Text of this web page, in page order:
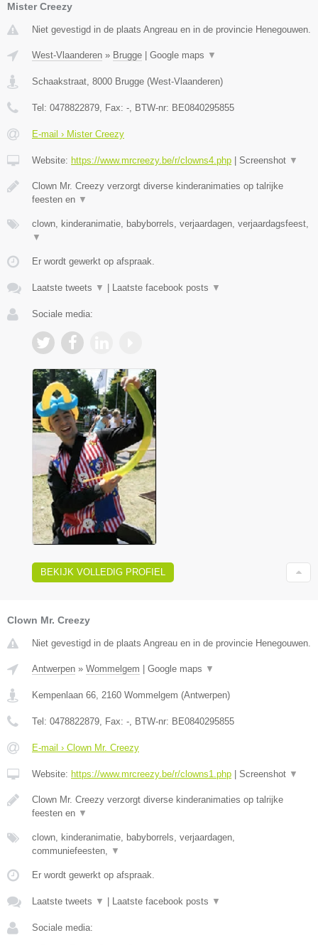
Mister Creezy
Niet gevestigd in de plaats Angreau en in de provincie Henegouwen.
West-Vlaanderen » Brugge Google maps ▼
Schaakstraat, 8000 Brugge (West-Vlaanderen)
Tel: 0478822879, Fax: -, BTW-nr: BE0840295855
E-mail › Mister Creezy
Website: https://www.mrcreezy.be/r/clowns4.php Screenshot ▼
Clown Mr. Creezy verzorgt diverse kinderanimaties op talrijke
feesten en ▼
clown, kinderanimatie, babyborrels, verjaardagen, verjaardagsfeest,
▼
Er wordt gewerkt op afspraak.
Laatste tweets ▼ Laatste facebook posts ▼
Sociale media:
BEKIJK VOLLEDIG PROFIEL
Clown Mr. Creezy
Niet gevestigd in de plaats Angreau en in de provincie Henegouwen.
Antwerpen » Wommelgem Google maps ▼
Kempenlaan 66, 2160 Wommelgem (Antwerpen)
Tel: 0478822879, Fax: -, BTW-nr: BE0840295855
E-mail › Clown Mr. Creezy
Website: https://www.mrcreezy.be/r/clowns1.php Screenshot ▼
Clown Mr. Creezy verzorgt diverse kinderanimaties op talrijke
feesten en ▼
clown, kinderanimatie, babyborrels, verjaardagen,
communiefeesten, ▼
Er wordt gewerkt op afspraak.
Laatste tweets ▼ Laatste facebook posts ▼
Sociale media: